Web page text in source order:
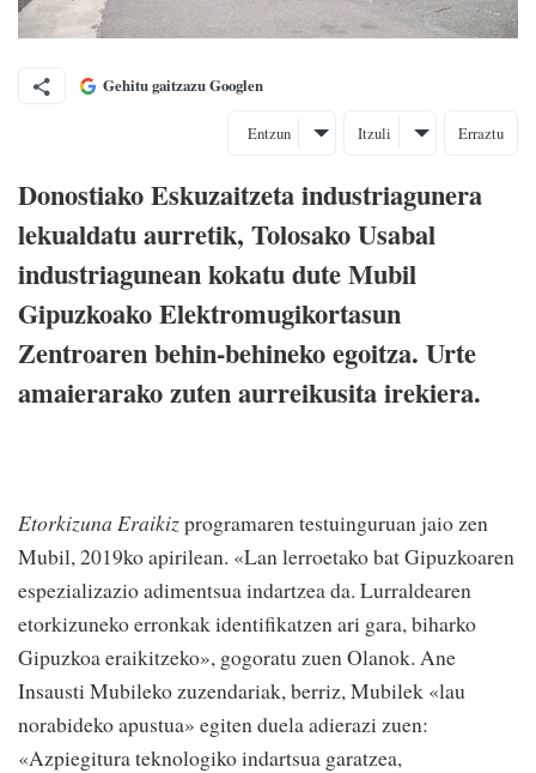
Gehitu gaitzazu Googlen
Entzun Itzuli Erraztu
Donostiako Eskuzaitzeta industriagunera
lekualdatu aurretik, Tolosako Usabal
industriagunean kokatu dute Mubil
Gipuzkoako Elektromugikortasun
Zentroaren behin-behineko egoitza. Urte
amaierarako zuten aurreikusita irekiera.
Etorkizuna Eraikizprogramaren testuinguruan jaio zen
Mubil, 2019ko apirilean. «Lan lerroetako bat Gipuzkoaren
espezializazio adimentsua indartzea da. Lurraldearen
etorkizuneko erronkak identifikatzen ari gara, biharko
Gipuzkoa eraikitzeko», gogoratu zuen Olanok. Ane
Insausti Mubileko zuzendariak, berriz, Mubilek «lau
norabideko apustua» egiten duela adierazi zuen:
«Azpiegitura teknologiko indartsua garatzea,